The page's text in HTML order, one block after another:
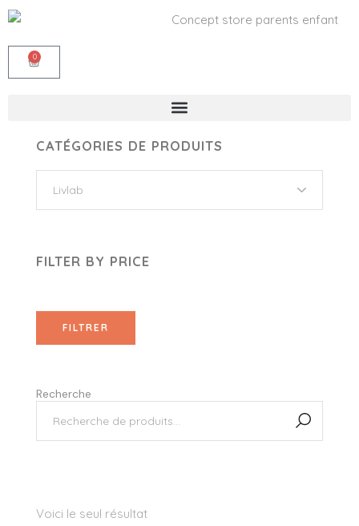
0
Voici le seul résultat
CATÉGORIES DE PRODUITS
FILTER BY PRICE
FILTRER
Recherche